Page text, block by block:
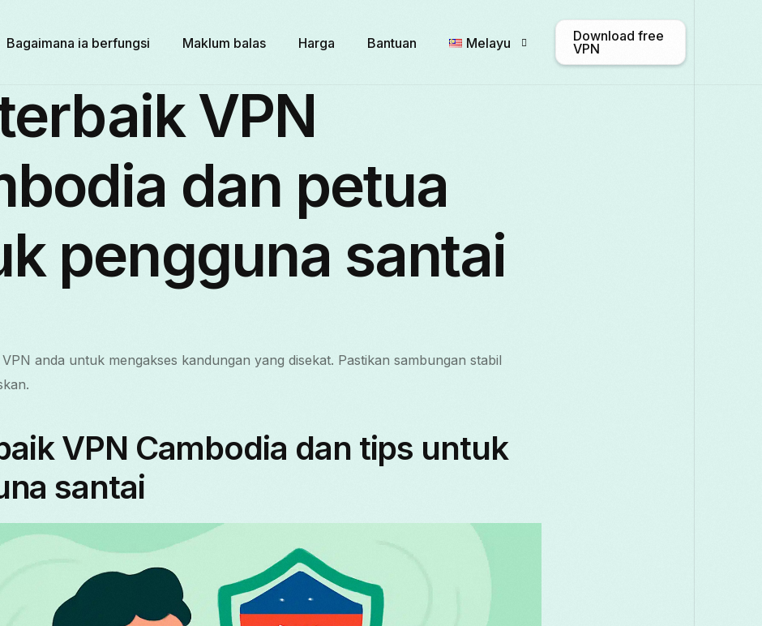
Bagaimana ia berfungsi Maklum balas Harga Bantuan Melayu
Français
Македонски
Download free
VPN
VPN
dan petua
pengguna santai
anda untuk mengakses kandungan yang disekat. Pastikan sambungan stabil
VPN Cambodia dan tips untuk
santai